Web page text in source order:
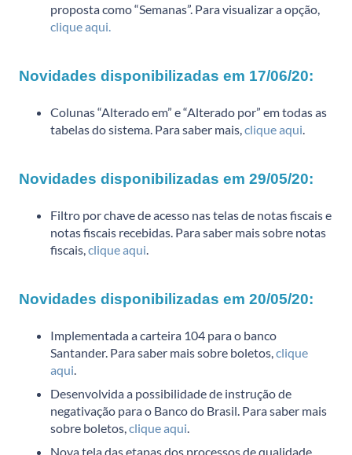
proposta como “Semanas”. Para visualizar a opção,
clique aqui.
Novidades disponibilizadas em 17/06/20:
Colunas “Alterado em” e “Alterado por” em todas as
tabelas do sistema. Para saber mais, clique aqui
Novidades disponibilizadas em 29/05/20:
Filtro por chave de acesso nas telas de notas fiscais e
notas fiscais recebidas. Para saber mais sobre notas
fiscais, clique aqui
Novidades disponibilizadas em 20/05/20:
Implementada a carteira 104 para o banco
Santander. Para saber mais sobre boletos, clique
aqui
Desenvolvida a possibilidade de instrução de
negativação para o Banco do Brasil. Para saber mais
sobre boletos, clique aqui
Nova tela das etapas dos processos de qualidade.